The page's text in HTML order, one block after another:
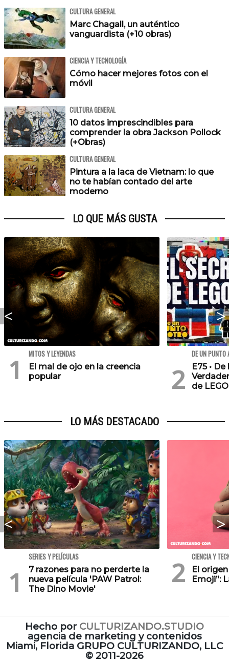
CULTURA GENERAL
Marc Chagall, un auténtico
vanguardista (+10 obras)
CIENCIA Y TECNOLOGÍA
Cómo hacer mejores fotos con el
móvil
CULTURA GENERAL
10 datos imprescindibles para
comprender la obra Jackson Pollock
(+Obras)
CULTURA GENERAL
Pintura a la laca de Vietnam: lo que
no te habían contado del arte
moderno
LO QUE MÁS GUSTA
MITOS Y LEYENDAS
El mal de ojo en la creencia
popular
DE UN PUNTO
E75 •
de
LO MÁS DESTACADO
SERIES Y PELÍCULAS
7 razones para no perderte la
nueva película 'PAW Patrol:
The Dino Movie'
CIENCIA Y
El
Emoji”:
Hecho por CULTURIZANDO.STUDIO
agencia de marketing y contenidos
Miami, Florida GRUPO CULTURIZANDO, LLC
© 2011-2026